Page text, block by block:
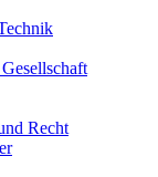
Recht